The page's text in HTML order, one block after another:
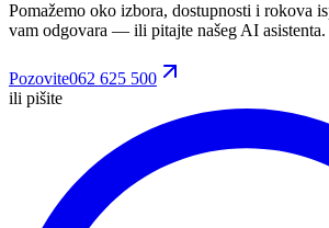
Pomažemo oko izbora, dostupnosti i rokova
vam odgovara — ili pitajte našeg AI asistenta.
Pozovite062 625 500
ili pišite